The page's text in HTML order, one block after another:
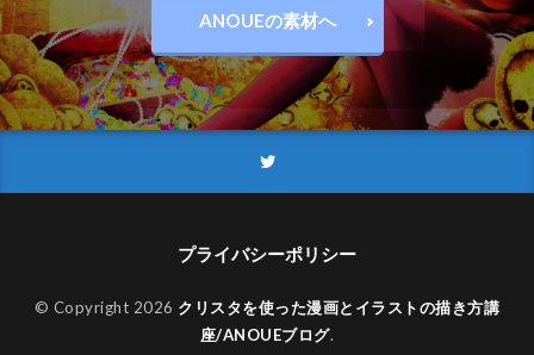
ANOUEの素材へ
プライバシーポリシー
© Copyright 2026 クリスタを使った漫画とイラストの描き方講
座/ANOUEブログ.